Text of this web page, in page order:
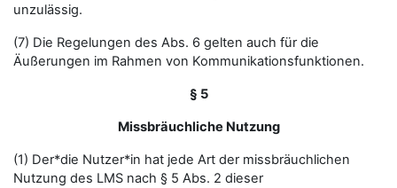
unzulässig.
(7) Die Regelungen des Abs. 6 gelten auch für die
Äußerungen im Rahmen von Kommunikationsfunktionen.
§ 5
Missbräuchliche Nutzung
(1) Der*die Nutzer*in hat jede Art der missbräuchlichen
Nutzung des LMS nach § 5 Abs. 2 dieser